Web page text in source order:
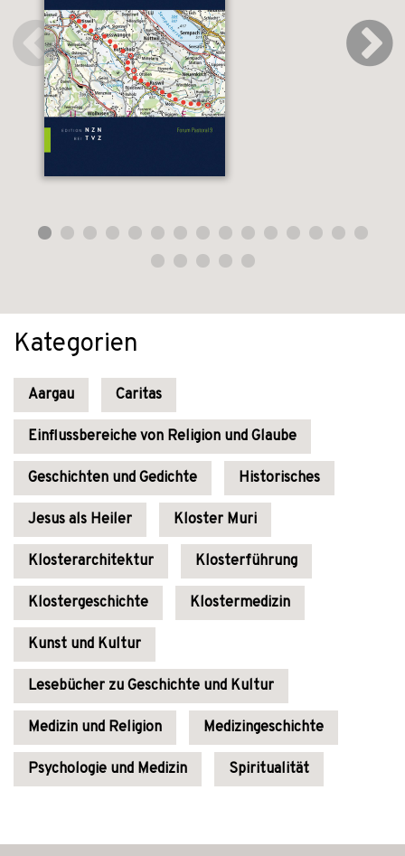
Kategorien
Aargau Caritas
Einflussbereiche von Religion und Glaube
Geschichten und Gedichte Historisches
Jesus als Heiler Kloster Muri
Klosterarchitektur Klosterführung
Klostergeschichte Klostermedizin
Kunst und Kultur
Lesebücher zu Geschichte und Kultur
Medizin und Religion Medizingeschichte
Psychologie und Medizin Spiritualität